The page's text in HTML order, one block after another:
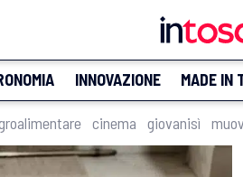
INNOVAZIONE MADE IN
cinema giovanisì